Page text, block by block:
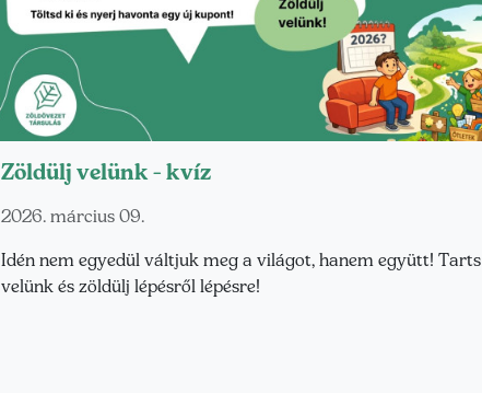
Zöldülj velünk - kvíz
2026. március 09.
Idén nem egyedül váltjuk meg a világot, hanem együtt! Tarts
velünk és zöldülj lépésről lépésre!